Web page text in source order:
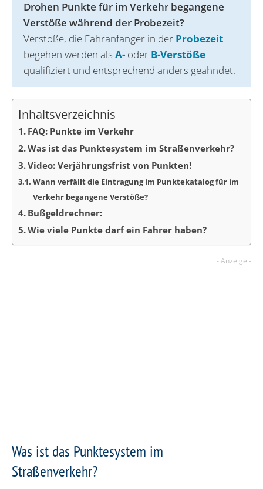
Drohen Punkte für im Verkehr begangene
Verstöße während der Probezeit?
Verstöße, die Fahranfänger in der Probezeit
begehen werden als A- oder B-Verstöße
qualifiziert und entsprechend anders geahndet.
Inhaltsverzeichnis
FAQ: Punkte im Verkehr
Was ist das Punktesystem im Straßenverkehr?
Video: Verjährungsfrist von Punkten!
Wann verfällt die Eintragung im Punktekatalog für im
Verkehr begangene Verstöße?
Bußgeldrechner:
Wie viele Punkte darf ein Fahrer haben?
Was ist das Punktesystem im
Straßenverkehr?